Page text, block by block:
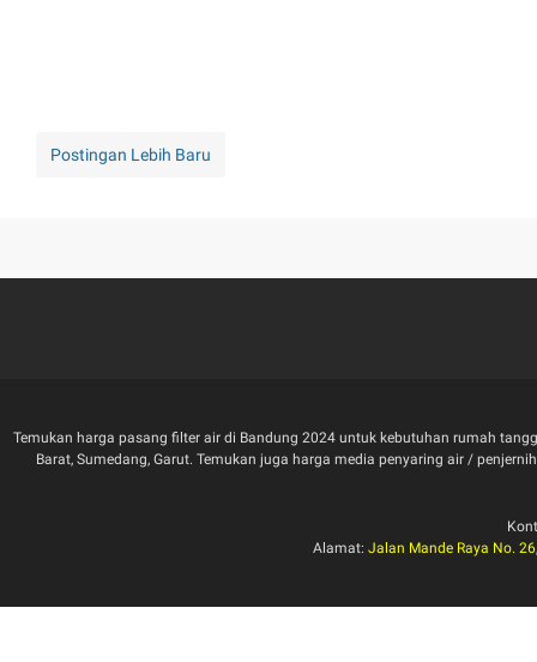
Postingan Lebih Baru
Temukan harga pasang filter air di Bandung 2024 untuk kebutuhan rumah
Barat, Sumedang, Garut. Temukan juga harga media penyaring air /
Alamat: Jalan Mande Raya No.